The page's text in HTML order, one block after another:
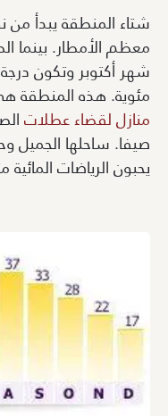
شتاء المنطقة يبدأ
معظم الأمطار. بينما
مئوية. هذه المنطقة
منازل لقضاء عطلات
صيفا. ساحلها الجميل
يحبون الرياضات